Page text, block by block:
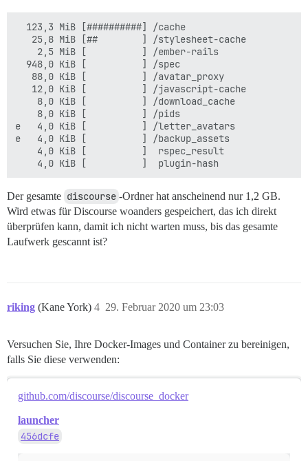
  123,3 MiB [##########] /cache
   25,8 MiB [##        ] /stylesheet-cache
    2,5 MiB [          ] /ember-rails
  948,0 KiB [          ] /spec
   88,0 KiB [          ] /avatar_proxy
   12,0 KiB [          ] /javascript-cache
    8,0 KiB [          ] /download_cache
    8,0 KiB [          ] /pids
e   4,0 KiB [          ] /letter_avatars
e   4,0 KiB [          ] /backup_assets
    4,0 KiB [          ]  rspec_result
Der gesamte discourse -Ordner hat anscheinend nur 1,2 GB.
Wird etwas für Discourse woanders gespeichert, das ich direkt
überprüfen kann, damit ich nicht warten muss, bis das gesamte
Laufwerk gescannt ist?
riking (Kane York) 29. Februar 2020 um 23:03
4
Versuchen Sie, Ihre Docker-Images und Container zu bereinigen,
falls Sie diese verwenden:
github.com/discourse/discourse_docker
launcher
456dcfe